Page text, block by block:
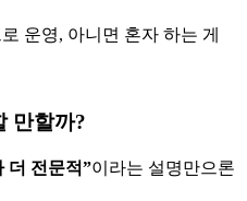
운영, 아니면 혼자 하는 게
만할까?
더 전문적”이라는 설명만으론